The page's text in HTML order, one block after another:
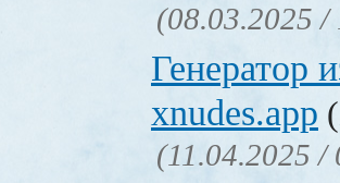
(08.03.2025 /
Генератор
xnudes.app
(11.04.2025 /